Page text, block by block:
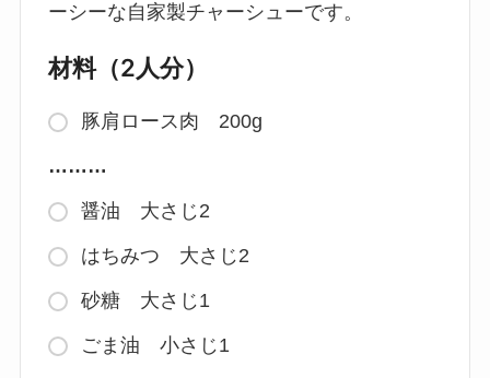
ーシーな自家製チャーシューです。
材料（2人分）
豚肩ロース肉 200g
………
醤油 大さじ2
はちみつ 大さじ2
砂糖 大さじ1
ごま油 小さじ1